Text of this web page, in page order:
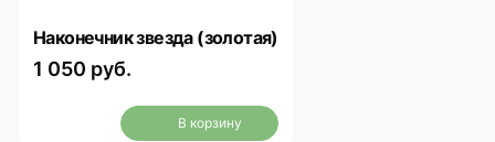
Наконечник звезда (золотая)
1 050 руб.
В корзину